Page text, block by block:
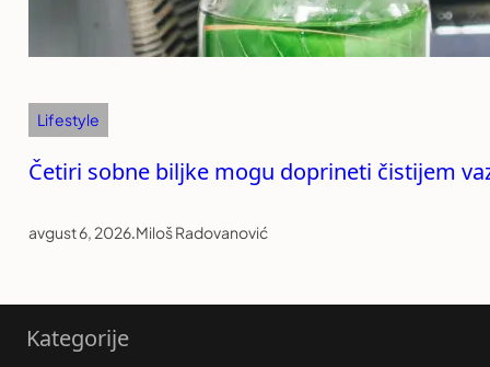
Lifestyle
Četiri sobne biljke mogu doprineti čistijem
avgust 6, 2026.Miloš Radovanović
Kategorije